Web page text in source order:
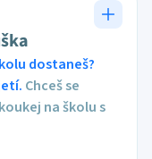
dostaneš?
Chceš se
na školu s